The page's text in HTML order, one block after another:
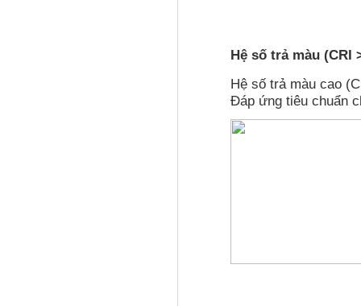
Hệ số trả màu (CRI
Hệ số trả màu cao
Đáp ứng tiêu chuẩn